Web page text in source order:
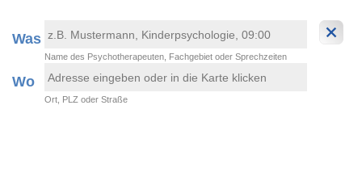
Was
Name des Psychotherapeuten, Fachgebiet oder Sprechzeiten
Wo
Ort, PLZ oder Straße